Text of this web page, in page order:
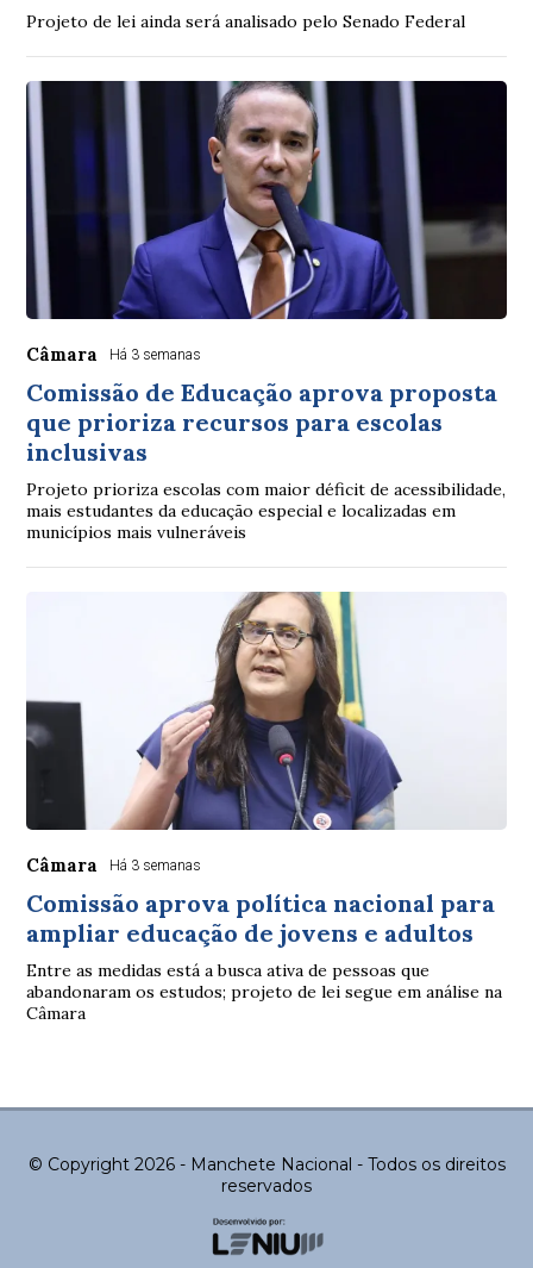
Projeto de lei ainda será analisado pelo Senado Federal
Câmara Há 3 semanas
Comissão de Educação aprova proposta
que prioriza recursos para escolas
inclusivas
Projeto prioriza escolas com maior déficit de acessibilidade,
mais estudantes da educação especial e localizadas em
municípios mais vulneráveis
Câmara Há 3 semanas
Comissão aprova política nacional para
ampliar educação de jovens e adultos
Entre as medidas está a busca ativa de pessoas que
abandonaram os estudos; projeto de lei segue em análise na
Câmara
© Copyright 2026 - Manchete Nacional - Todos os direitos
reservados